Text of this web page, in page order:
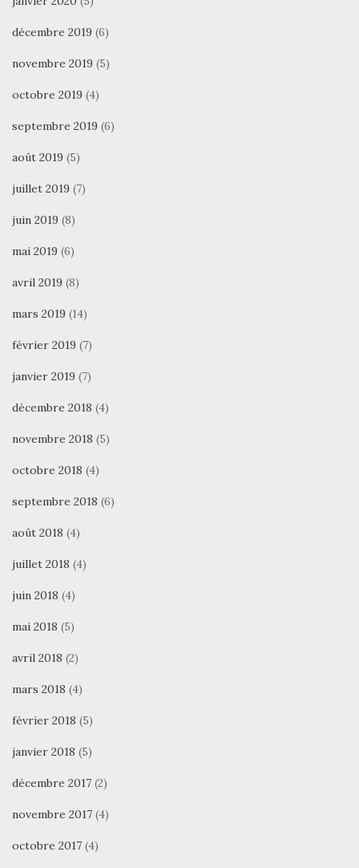
décembre 2019 (6)
novembre 2019 (5)
octobre 2019 (4)
septembre 2019 (6)
août 2019 (5)
juillet 2019 (7)
juin 2019 (8)
mai 2019 (6)
avril 2019 (8)
mars 2019 (14)
février 2019 (7)
janvier 2019 (7)
décembre 2018 (4)
novembre 2018 (5)
octobre 2018 (4)
septembre 2018 (6)
août 2018 (4)
juillet 2018 (4)
juin 2018 (4)
mai 2018 (5)
avril 2018 (2)
mars 2018 (4)
février 2018 (5)
janvier 2018 (5)
décembre 2017 (2)
novembre 2017 (4)
octobre 2017 (4)